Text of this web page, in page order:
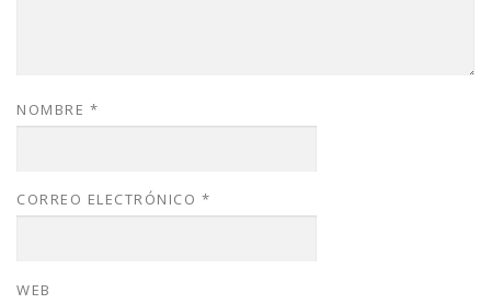
NOMBRE *
CORREO ELECTRÓNICO *
WEB